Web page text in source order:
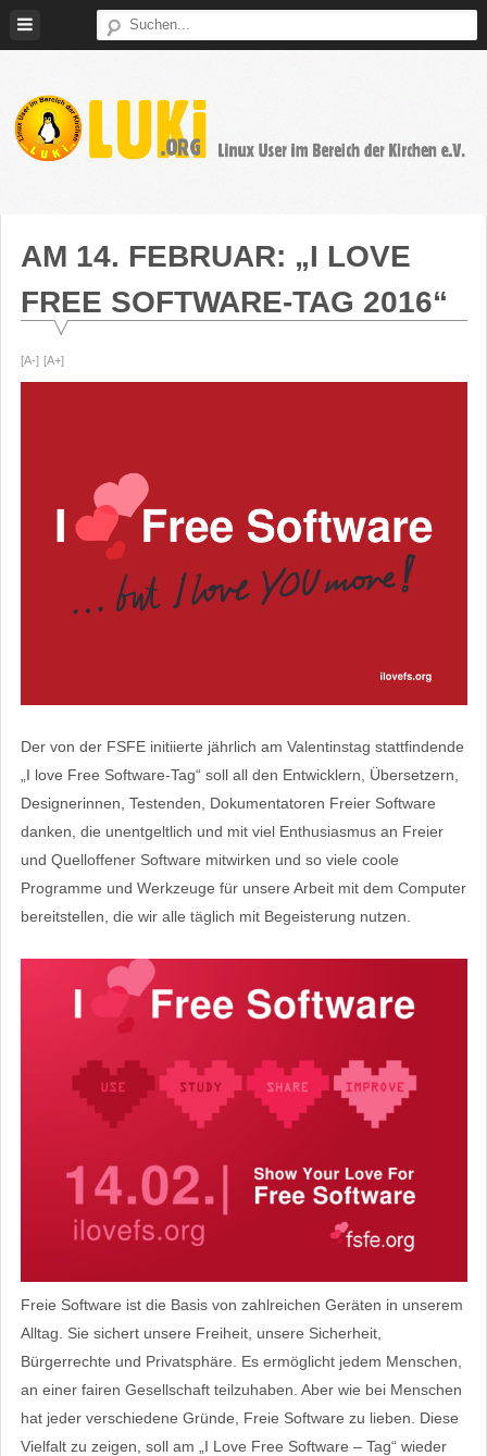
Bereich
der
Kirchen
AM 14. FEBRUAR: „I LOVE
FREE SOFTWARE-TAG 2016“
[A-] [A+]
Der von der FSFE initiierte jährlich am Valentinstag stattfindende
„I love Free Software-Tag“ soll all den Entwicklern, Übersetzern,
Designerinnen, Testenden, Dokumentatoren Freier Software
danken, die unentgeltlich und mit viel Enthusiasmus an Freier
und Quelloffener Software mitwirken und so viele coole
Programme und Werkzeuge für unsere Arbeit mit dem Computer
bereitstellen, die wir alle täglich mit Begeisterung nutzen.
Freie Software ist die Basis von zahlreichen Geräten in unserem
Alltag. Sie sichert unsere Freiheit, unsere Sicherheit,
Bürgerrechte und Privatsphäre. Es ermöglicht jedem Menschen,
an einer fairen Gesellschaft teilzuhaben. Aber wie bei Menschen
hat jeder verschiedene Gründe, Freie Software zu lieben. Diese
Vielfalt zu zeigen, soll am „I Love Free Software – Tag“ wieder